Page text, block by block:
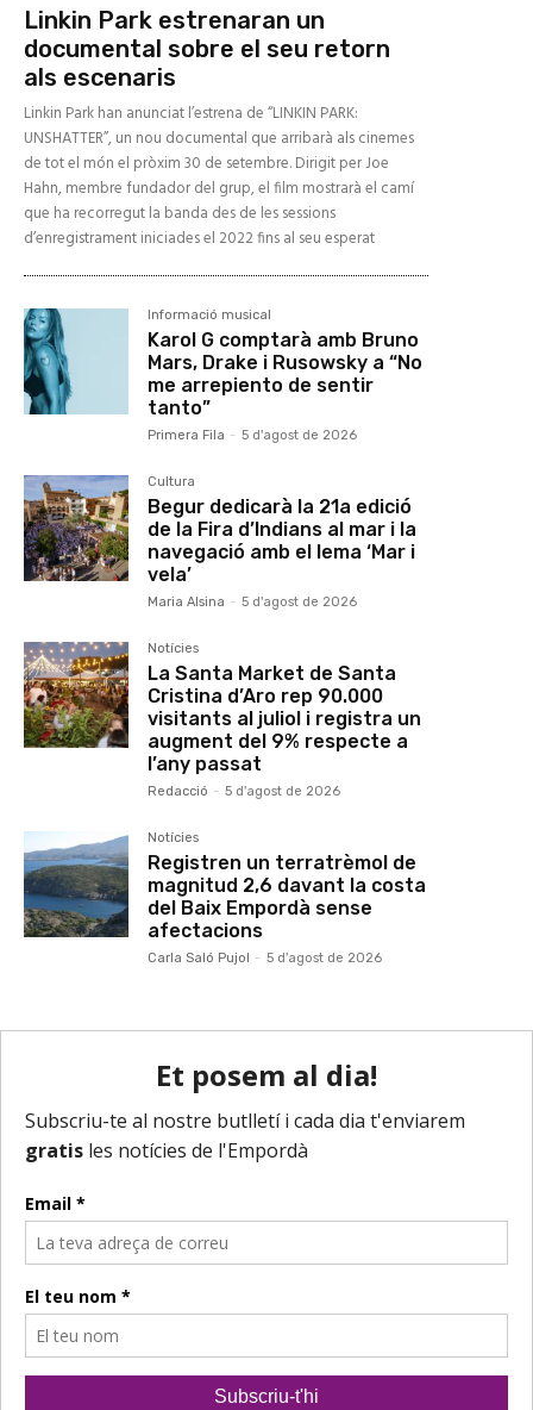
Linkin Park estrenaran un
documental sobre el seu retorn
als escenaris
Linkin Park han anunciat l’estrena de “LINKIN PARK:
UNSHATTER”, un nou documental que arribarà als cinemes
de tot el món el pròxim 30 de setembre. Dirigit per Joe
Hahn, membre fundador del grup, el film mostrarà el camí
que ha recorregut la banda des de les sessions
d’enregistrament iniciades el 2022 fins al seu esperat
Informació musical
Karol G comptarà amb Bruno
Mars, Drake i Rusowsky a “No
me arrepiento de sentir
tanto”
Primera Fila - 5 d'agost de 2026
Cultura
Begur dedicarà la 21a edició
de la Fira d’Indians al mar i la
navegació amb el lema ‘Mar i
vela’
Maria Alsina - 5 d'agost de 2026
Notícies
La Santa Market de Santa
Cristina d’Aro rep 90.000
visitants al juliol i registra un
augment del 9% respecte a
l’any passat
Redacció - 5 d'agost de 2026
Notícies
Registren un terratrèmol de
magnitud 2,6 davant la costa
del Baix Empordà sense
afectacions
Carla Saló Pujol - 5 d'agost de 2026